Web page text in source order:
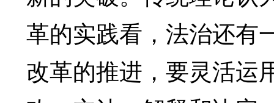
革的实践看，法治还有
改革的推进，要灵活运